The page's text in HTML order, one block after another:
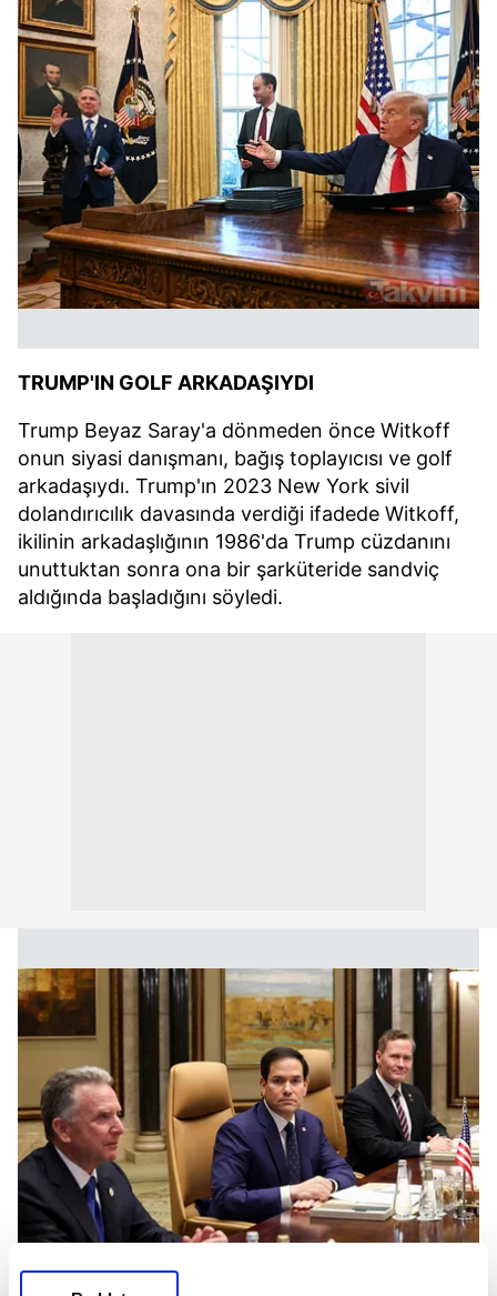
TRUMP'IN GOLF ARKADAŞIYDI
Trump Beyaz Saray'a dönmeden önce Witkoff
onun siyasi danışmanı, bağış toplayıcısı ve golf
arkadaşıydı. Trump'ın 2023 New York sivil
dolandırıcılık davasında verdiği ifadede Witkoff,
ikilinin arkadaşlığının 1986'da Trump cüzdanını
unuttuktan sonra ona bir şarküteride sandviç
aldığında başladığını söyledi.